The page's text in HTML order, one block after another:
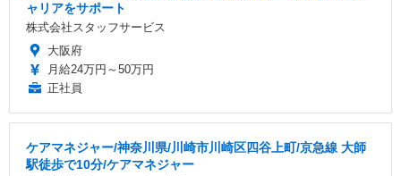
ャリアをサポート
株式会社スタッフサービス
大阪府
月給24万円～50万円
正社員
ケアマネジャー/神奈川県/川崎市川崎区四谷上町/京急線 大師
駅徒歩で10分/ケアマネジャー